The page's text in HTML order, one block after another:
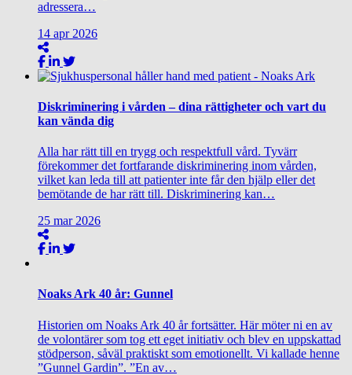
adressera…
14 apr 2026
Diskriminering i vården – dina rättigheter och vart du
kan vända dig
Alla har rätt till en trygg och respektfull vård. Tyvärr
förekommer det fortfarande diskriminering inom vården,
vilket kan leda till att patienter inte får den hjälp eller det
bemötande de har rätt till. Diskriminering kan…
25 mar 2026
Noaks Ark 40 år: Gunnel
Historien om Noaks Ark 40 år fortsätter. Här möter ni en av
de volontärer som tog ett eget initiativ och blev en uppskattad
stödperson, såväl praktiskt som emotionellt. Vi kallade henne
”Gunnel Gardin”. ”En av…